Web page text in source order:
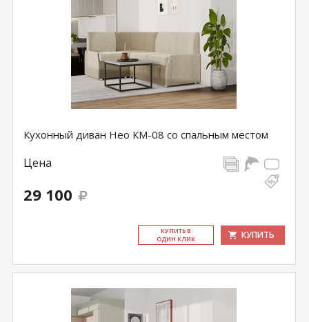
Кухонный диван Нео КМ-08 со спальным местом
Цена
29 100
КУ­ПИТЬ В
ОДИН КЛИК
КУПИТЬ